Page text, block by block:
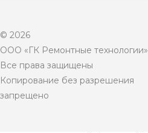
© 2026
ООО «ГК Ремонтные технологии»
Все права защищены
Копирование без разрешения
запрещено